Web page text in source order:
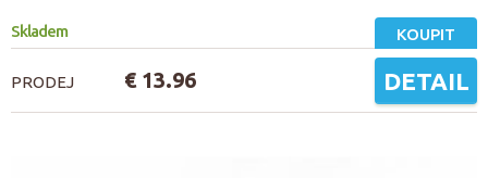
Skladem KOUPIT
PRODEJ € 13.96 DETAIL